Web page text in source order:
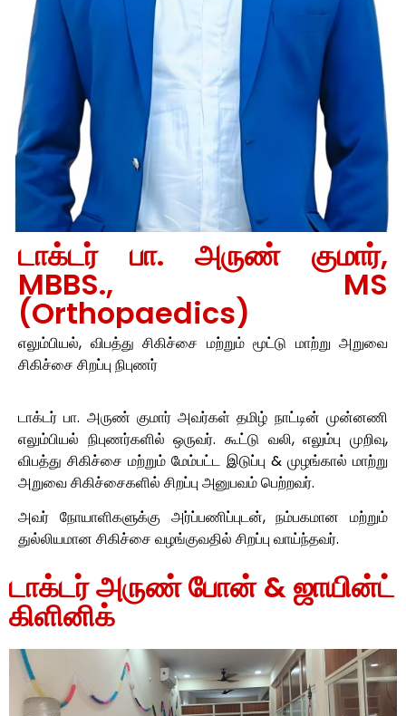
டாக்டர் பா. அருண் குமார்,
MBBS., MS
(Orthopaedics)
எலும்பியல், விபத்து சிகிச்சை மற்றும் மூட்டு மாற்று அறுவை
சிகிச்சை சிறப்பு நிபுணர்
டாக்டர் பா. அருண் குமார் அவர்கள் தமிழ் நாட்டின் முன்னணி
எலும்பியல் நிபுணர்களில் ஒருவர். கூட்டு வலி, எலும்பு முறிவு,
விபத்து சிகிச்சை மற்றும் மேம்பட்ட இடுப்பு & முழங்கால் மாற்று
அறுவை சிகிச்சைகளில் சிறப்பு அனுபவம் பெற்றவர்.
அவர் நோயாளிகளுக்கு அர்ப்பணிப்புடன், நம்பகமான மற்றும்
துல்லியமான சிகிச்சை வழங்குவதில் சிறப்பு வாய்ந்தவர்.
டாக்டர் அருண் போன் & ஜாயின்ட்
கிளினிக்